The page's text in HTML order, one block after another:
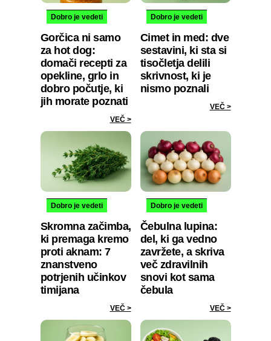
Dobro je vedeti
Gorčica ni samo
za hot dog:
domači recepti za
opekline, grlo in
dobro počutje, ki
jih morate poznati
VEČ >
Dobro je vedeti
Cimet in med: dve
sestavini, ki sta si
tisočletja delili
skrivnost, ki je
nismo poznali
VEČ >
Dobro je vedeti
Skromna začimba,
ki premaga kremo
proti aknam: 7
znanstveno
potrjenih učinkov
timijana
VEČ >
Dobro je vedeti
Čebulna lupina:
del, ki ga vedno
zavržete, a skriva
več zdravilnih
snovi kot sama
čebula
VEČ >